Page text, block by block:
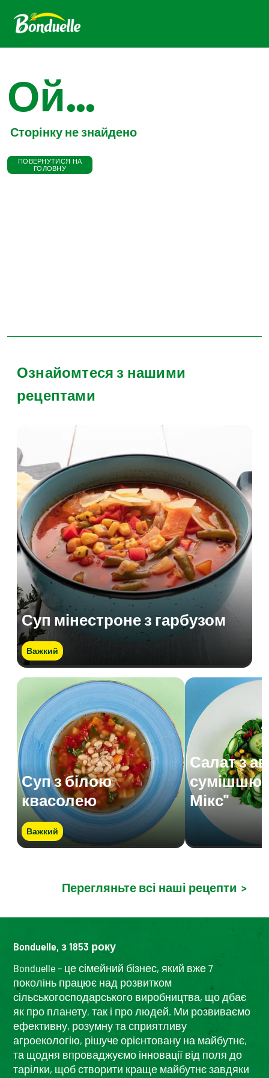
Ой...
Сторінку не знайдено
ПОВЕРНУТИСЯ НА
ГОЛОВНУ
Ознайомтеся з нашими
рецептами
Суп мінестроне з гарбузом
Важкий
Суп з білою
квасолею
Важкий
Салат з
сумішшю
Мікс"
Перегляньте всі наші рецепти >
Bonduelle, з 1853 року
Bonduelle – це сімейний бізнес, який вже 7
поколінь працює над розвитком
сільськогосподарського виробництва, що дбає
як про планету, так і про людей. Ми розвиваємо
ефективну, розумну та сприятливу
агроекологію, рішуче орієнтовану на майбутнє,
та щодня впроваджуємо інновації від поля до
тарілки, щоб створити краще майбутнє завдяки